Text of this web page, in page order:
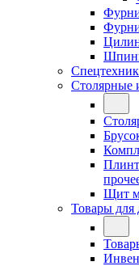
Столярные
Щит
Товары для